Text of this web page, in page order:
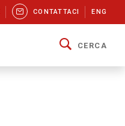
CONTATTACI ENG
CERCA